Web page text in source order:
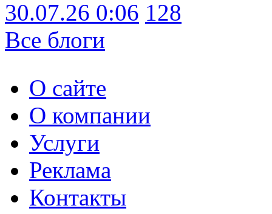
30.07.26 0:06 128
Все блоги
О сайте
О компании
Услуги
Реклама
Контакты